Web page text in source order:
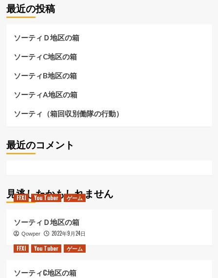
い
て
ら
読
最近の投稿
ソーティＤ地区の箱
ソーティC地区の箱
ソーティB地区の箱
ソーティA地区の箱
ソーティ（箱回収別働隊の行動）
最近のコメント
見逃したかもしれません
FFXI You Tuber ゲーム
ソーティＤ地区の箱
Qowper
2022年9月24日
FFXI
You Tuber ゲーム
ソーティC地区の箱